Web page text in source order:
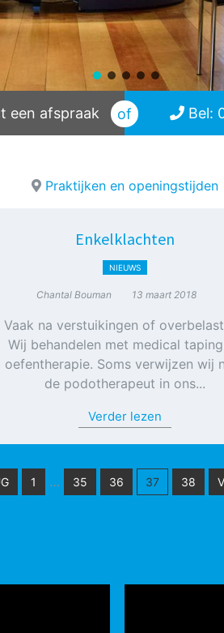
een afspraak Bel:
of
Praktijken en openingstijden
Enkelklachten
NIEUWS
Chantal Bouman 13 maart 2018
Vaak na verstuikingen of
Wij behandelen met medical
oefentherapie. Soms verwijzen wij
de podotherapeut in ons...
Verder lezen
1 … 35 36 37 38